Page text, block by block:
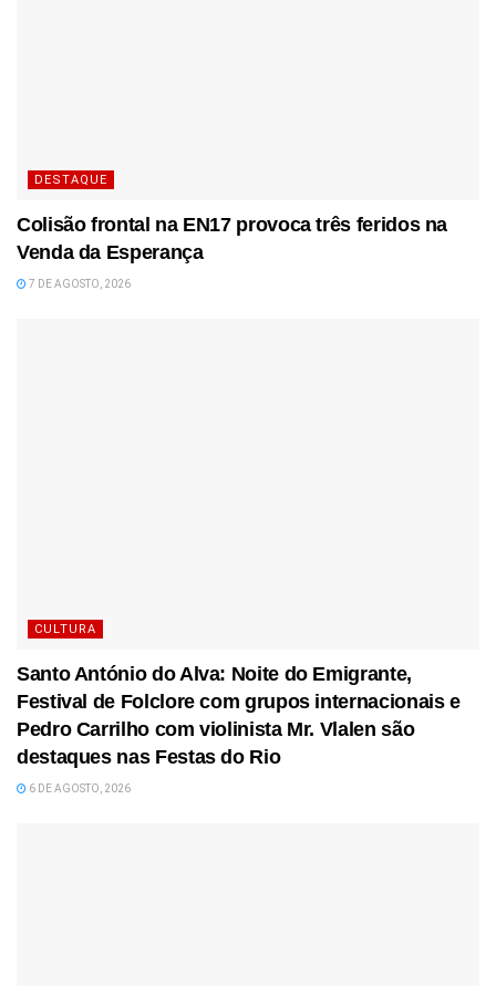
DESTAQUE
Colisão frontal na EN17 provoca três feridos na
Venda da Esperança
7 DE AGOSTO, 2026
CULTURA
Santo António do Alva: Noite do Emigrante,
Festival de Folclore com grupos internacionais e
Pedro Carrilho com violinista Mr. Vlalen são
destaques nas Festas do Rio
6 DE AGOSTO, 2026